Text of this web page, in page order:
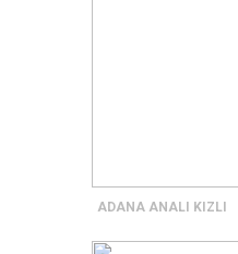
ADANA ANALI KIZLI